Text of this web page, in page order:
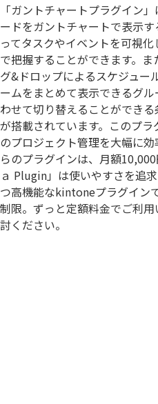
「ガントチャートプラグイン
ードをガントチャートで表示
ってタスクやイベントを可視
で把握することができます。
グ&ドロップによるスケジュー
ームをまとめて表示できるグ
わせて切り替えることができ
が搭載されています。このプ
のプロジェクト管理を大幅に
らのプラグインは、月額
ａ Plugin」は使いやすさを追
つ高機能なkintoneプラグイン
制限。ずっと定額料金でご利
討ください。